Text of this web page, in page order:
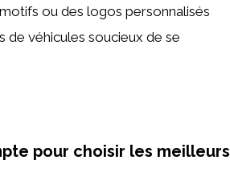
ou des logos personnalisés
de véhicules soucieux de se
pour choisir les meilleurs